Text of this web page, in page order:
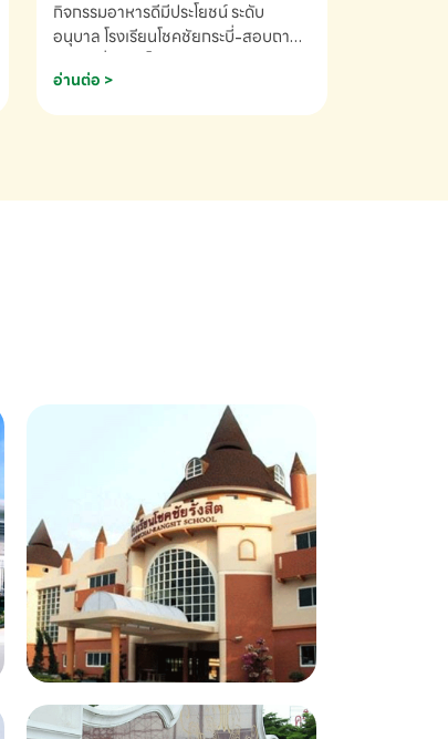
กิจกรรมอาหารดีมีประโยชน์ ระดับ
อนุบาล โรงเรียนโชคชัยกระบี่-สอบถาม
อ่านต่อ >